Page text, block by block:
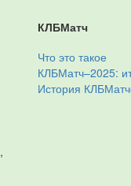
,
КЛБМатч
Что это такое
КЛБМатч–2025:
История